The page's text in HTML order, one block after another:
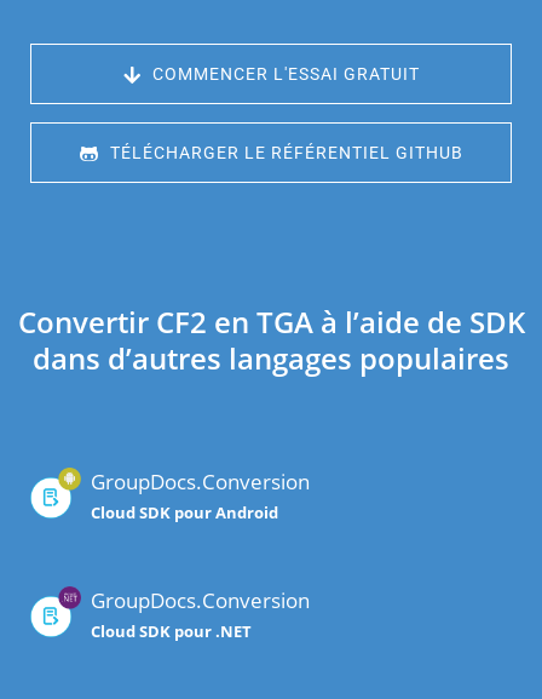
COMMENCER L'ESSAI GRATUIT
TÉLÉCHARGER LE RÉFÉRENTIEL GITHUB
Convertir CF2 en TGA à l’aide de SDK
dans d’autres langages populaires
GroupDocs.Conversion
Cloud SDK pour Android
GroupDocs.Conversion
Cloud SDK pour .NET